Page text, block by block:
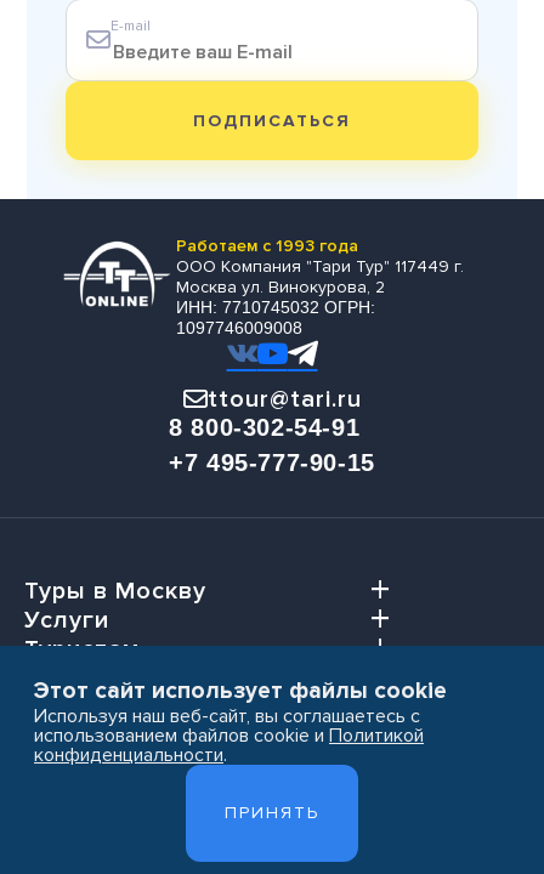
E-mail
ПОДПИСАТЬСЯ
Работаем с 1993 года
ООО Компания "Тари Тур" 117449 г.
Москва ул. Винокурова, 2
ИНН: 7710745032 ОГРН:
1097746009008
ttour@tari.ru
8 800-302-54-91
+7 495-777-90-15
Туры в Москву
Услуги
Туристам
Агентствам
Политика конфиденциальности
Этот сайт использует файлы cookie
Используя наш веб-сайт, вы соглашаетесь с
использованием файлов cookie и Политикой
конфиденциальности.
ПРИНЯТЬ